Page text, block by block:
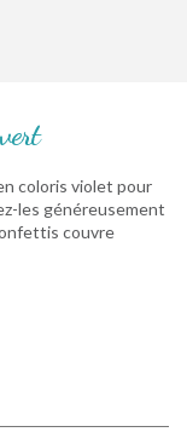
coloris violet pour
les généreusement
couvre